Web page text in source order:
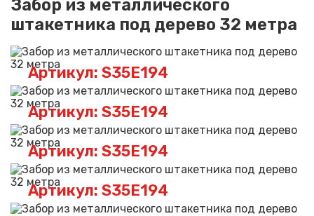
Забор из металлического
штакетника под дерево 32 метра
Артикул: S35E194
Артикул: S35E194
Артикул: S35E194
Артикул: S35E194